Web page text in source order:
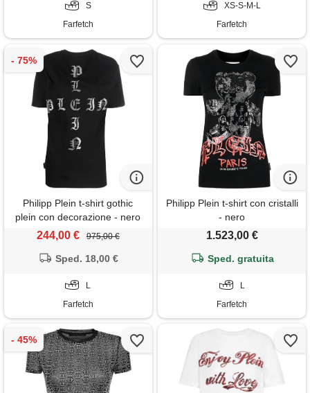
S
Farfetch
XS-S-M-L
Farfetch
Philipp Plein t-shirt gothic
plein con decorazione - nero
244,00 € 975,00 €
Sped. 18,00 €
L
Farfetch
Philipp Plein t-shirt con cristalli
- nero
1.523,00 €
Sped. gratuita
L
Farfetch